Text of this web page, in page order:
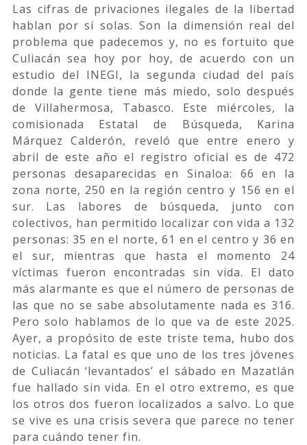
Las cifras de privaciones ilegales de la libertad
hablan por sí solas. Son la dimensión real del
problema que padecemos y, no es fortuito que
Culiacán sea hoy por hoy, de acuerdo con un
estudio del INEGI, la segunda ciudad del país
donde la gente tiene más miedo, solo después
de Villahermosa, Tabasco. Este miércoles, la
comisionada Estatal de Búsqueda, Karina
Márquez Calderón, reveló que entre enero y
abril de este año el registro oficial es de 472
personas desaparecidas en Sinaloa: 66 en la
zona norte, 250 en la región centro y 156 en el
sur. Las labores de búsqueda, junto con
colectivos, han permitido localizar con vida a 132
personas: 35 en el norte, 61 en el centro y 36 en
el sur, mientras que hasta el momento 24
víctimas fueron encontradas sin vida. El dato
más alarmante es que el número de personas de
las que no se sabe absolutamente nada es 316.
Pero solo hablamos de lo que va de este 2025.
Ayer, a propósito de este triste tema, hubo dos
noticias. La fatal es que uno de los tres jóvenes
de Culiacán ‘levantados’ el sábado en Mazatlán
fue hallado sin vida. En el otro extremo, es que
los otros dos fueron localizados a salvo. Lo que
se vive es una crisis severa que parece no tener
para cuándo tener fin.